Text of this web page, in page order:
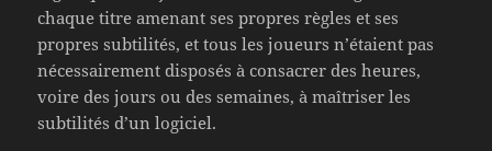
chaque titre amenant ses propres règles et ses
propres subtilités, et tous les joueurs n’étaient pas
nécessairement disposés à consacrer des heures,
voire des jours ou des semaines, à maîtriser les
subtilités d’un logiciel.